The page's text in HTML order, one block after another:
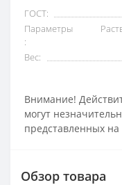
ГОСТ:
Параметры
:
Вес:
Внимание!
могут
представленных на
Обзор товара